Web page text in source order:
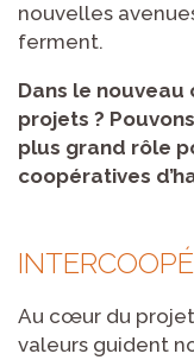
nouvelles
ferment.
Dans le
projets ?
plus grand rôle
coopératives
Au cœur du
valeurs guident